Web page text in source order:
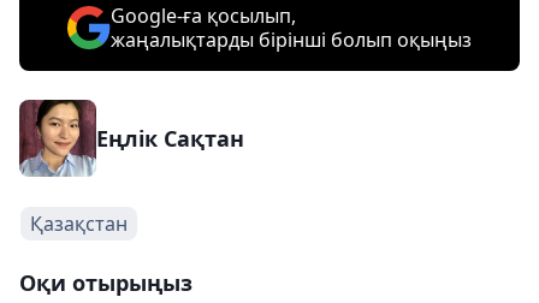
Google-ға қосылып,
жаңалықтарды бірінші болып оқыңыз
Еңлік Сақтан
Қазақстан
Оқи отырыңыз